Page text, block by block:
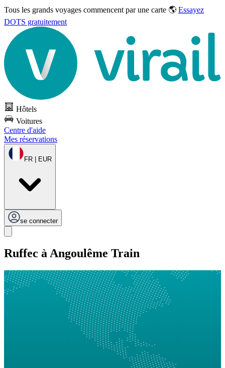
Tous les grands voyages commencent par une carte 🌎 Essayez
DOTS gratuitement
Hôtels
Voitures
Centre d'aide
Mes réservations
FR | EUR
se connecter
Ruffec à Angoulême Train